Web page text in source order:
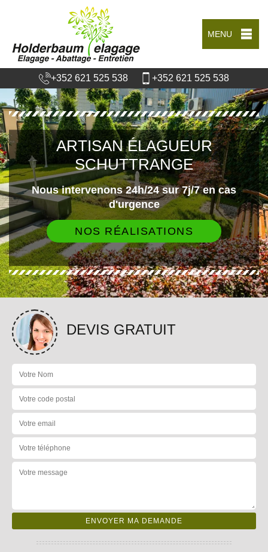
MENU
+352 621 525 538 +352 621 525 538
ARTISAN ÉLAGUEUR
SCHUTTRANGE
Nous intervenons 24h/24 sur 7j/7 en cas
d'urgence
NOS RÉALISATIONS
DEVIS GRATUIT